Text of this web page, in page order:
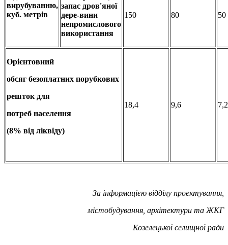
вирубуванню,
куб. метрів
запас дров'яної
дере-вини
непромислового
використання
150 80 50
Орієнтовний
обсяг безоплатних порубкових
решток для
потреб населення
(8% від ліквіду)
18,4 9,6 7,2
За інформацією відділу проектування,
містобудування, архітектури та ЖКГ
Козелецької селищної ради